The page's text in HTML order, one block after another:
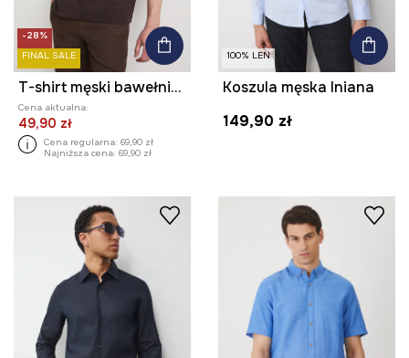
-28%
FINAL SALE
T-shirt męski bawełniany
Cena aktualna:
49,90 zł
Cena regularna: 69,90 zł
Najniższa cena: 69,90 zł
100% LEN
Koszula męska lniana
149,90 zł